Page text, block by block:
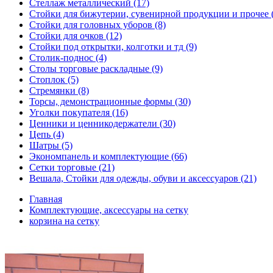
Стеллаж металлический (17)
Стойки для бижутерии, сувенирной продукции и прочее
Стойки для головных уборов (8)
Стойки для очков (12)
Стойки под открытки, колготки и тд (9)
Столик-поднос (4)
Столы торговые раскладные (9)
Стоплок (5)
Стремянки (8)
Торсы, демонстрационные формы (30)
Уголки покупателя (16)
Ценники и ценникодержатели (30)
Цепь (4)
Шатры (5)
Экономпанель и комплектующие (66)
Сетки торговые (21)
Вешала, Стойки для одежды, обуви и аксессуаров (21)
Главная
Комплектующие, аксессуары на сетку
корзина на сетку